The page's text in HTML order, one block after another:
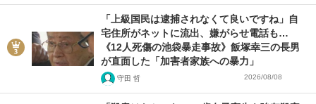
「上級国民は逮捕されなくて良いですね」自
宅住所がネットに流出、嫌がらせ電話も…
《12人死傷の池袋暴走事故》飯塚幸三の長男
が直面した「加害者家族への暴力」
守田 哲 2026/08/08